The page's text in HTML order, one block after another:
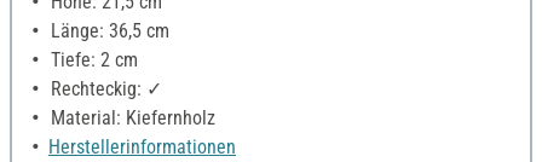
Länge: 36,5 cm
Tiefe: 2 cm
Rechteckig: ✓
Material: Kiefernholz
Herstellerinformationen